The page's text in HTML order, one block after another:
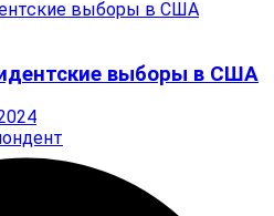
выборы в США